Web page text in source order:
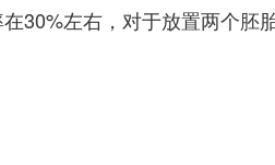
30%左右，对于放置两个